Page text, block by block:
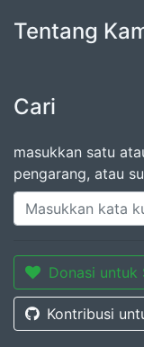
Tentang
Cari
masukkan satu
pengarang, atau
Donasi untuk
Kontribusi